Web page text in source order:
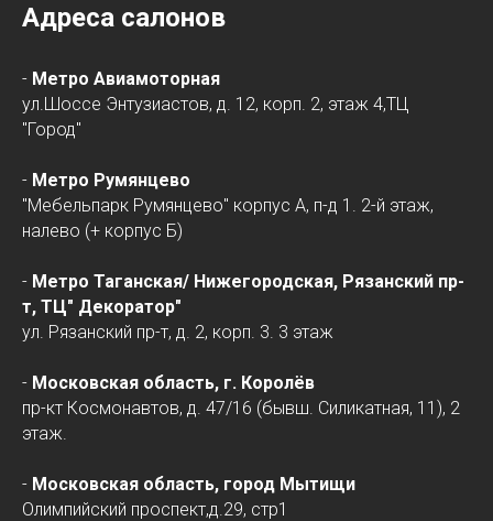
Адреса салонов
- Метро Авиамоторная
ул.Шоссе Энтузиастов, д. 12, корп. 2, этаж 4,ТЦ
"Город"
- Метро Румянцево
"Мебельпарк Румянцево" корпус А, п-д 1. 2-й этаж,
налево (+ корпус Б)
- Метро Таганская/ Нижегородская, Рязанский пр-
т, ТЦ" Декоратор"
ул. Рязанский пр-т, д. 2, корп. 3. 3 этаж
- Московская область, г. Королёв
пр-кт Космонавтов, д. 47/16 (бывш. Силикатная, 11), 2
этаж.
- Московская область, город Мытищи
Олимпийский проспект,д.29, стр1